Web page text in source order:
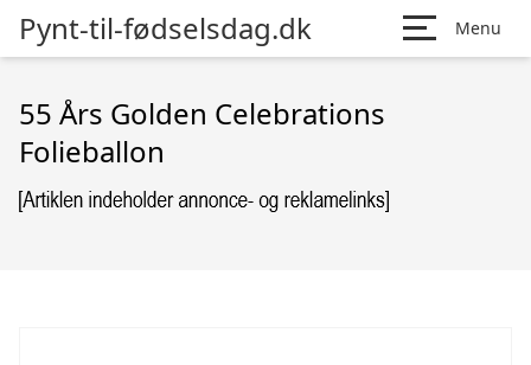
Pynt-til-fødselsdag.dk Menu
55 Års Golden Celebrations
Folieballon